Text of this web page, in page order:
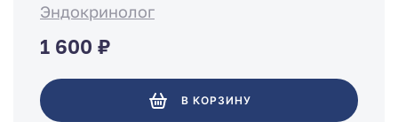
Эндокринолог
1 600 ₽
В КОРЗИНУ